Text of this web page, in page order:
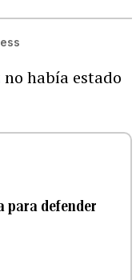
no había estado
para defender